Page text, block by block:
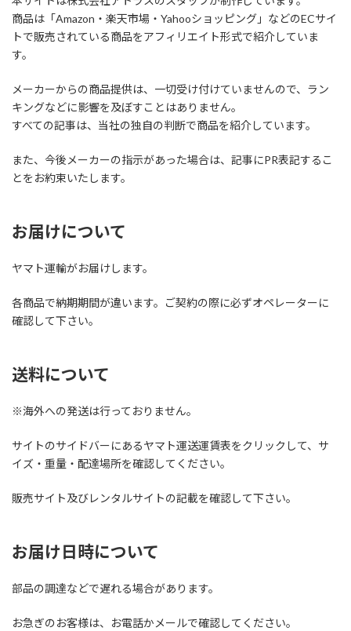
商品は「Amazon・楽天市場・Yahooショッピング」などのECサイ
トで販売されている商品をアフィリエイト形式で紹介していま
す。
メーカーからの商品提供は、一切受け付けていませんので、ラン
キングなどに影響を及ぼすことはありません。
すべての記事は、当社の独自の判断で商品を紹介しています。
また、今後メーカーの指示があった場合は、記事にPR表記するこ
とをお約束いたします。
お届けについて
ヤマト運輸がお届けします。
各商品で納期期間が違います。ご契約の際に必ずオペレーターに
確認して下さい。
送料について
※海外への発送は行っておりません。
サイトのサイドバーにあるヤマト運送運賃表をクリックして、サ
イズ・重量・配達場所を確認してください。
販売サイト及びレンタルサイトの記載を確認して下さい。
お届け日時について
部品の調達などで遅れる場合があります。
お急ぎのお客様は、お電話かメールで確認してください。